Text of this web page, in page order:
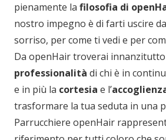
pienamente la filosofia di
nostro impegno è di farti uscire
sorriso, per come ti vedi e per
Da openHair troverai
professionalità di chi è in
e in più la cortesia e l’
trasformare la tua seduta in una
Parrucchiere openHair